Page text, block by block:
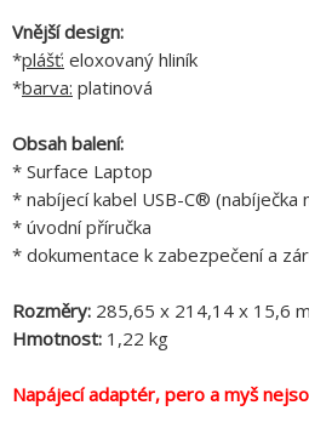
Vnější design:
*plášť: eloxovaný hliník
*barva: platinová
Obsah balení:
* Surface Laptop
* nabíjecí kabel USB-C® (nabíječka
* úvodní příručka
* dokumentace k zabezpečení a
Rozměry: 285,65 x 214,14 x 15,6
Hmotnost: 1,22 kg
Napájecí adaptér, pero a myš